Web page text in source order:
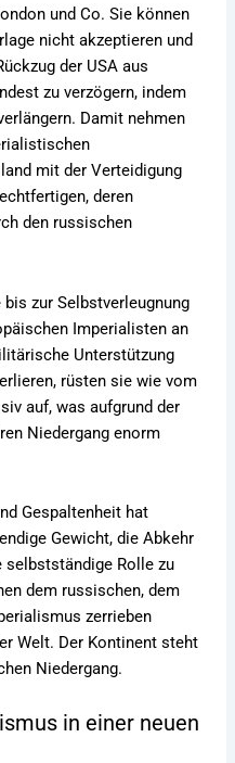
und Co. Sie können
nicht akzeptieren und
der USA aus
zu verzögern, indem
Damit nehmen
mit der Verteidigung
deren
den russischen
zur Selbstverleugnung
Imperialisten an
Unterstützung
rüsten sie wie vom
auf, was aufgrund der
Niedergang enorm
Gespaltenheit hat
Gewicht, die Abkehr
selbstständige Rolle zu
dem russischen, dem
zerrieben
Welt. Der Kontinent steht
Niedergang.
in einer neuen